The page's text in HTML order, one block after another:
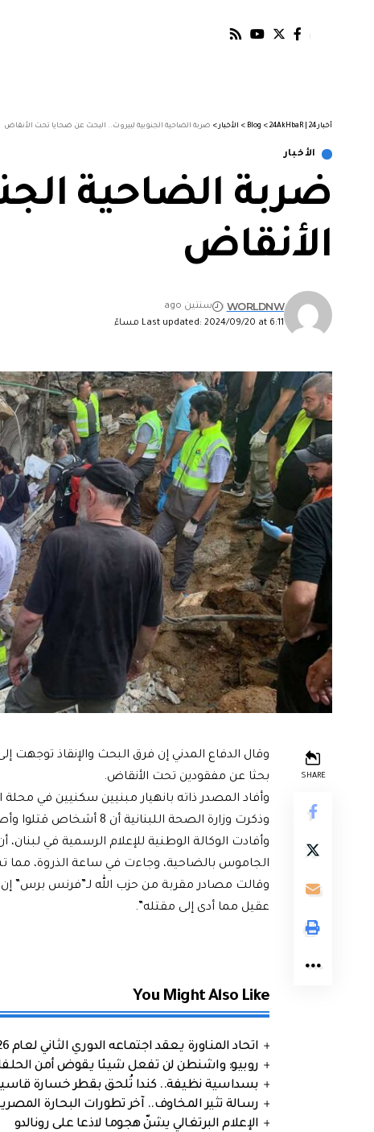
أخبار 24 | 24AkHbaR >
Blog
> الأخبار > ضربة الضاحية الجنوبية لبيروت.. البحث عن ضحايا تحت الأنقاض
الأخبار
ضربة الضاحية
الأنقاض
Last updated: 2024/09/20 at 6:11 مساءً
WORLDNW
سنتين ago
SHARE
وقال الدفاع المدني إن فرق البحث والإنقاذ
بحثا عن مفقودين تحت الأنقاض.
وأفاد المصدر ذاته بانهيار مبنيين سكنيين في
وذكرت وزارة الصحة اللبنانية أن 8 أشخاص قتلوا وأصيب 59 آخرون، في حصيلة أولية لضحايا الغارة.
وأفادت الوكالة الوطنية للإعلام الرسمية في
الجاموس بالضاحية، وجاءت في ساعة الذروة،
وقالت مصادر مقربة من حزب الله لـ”فرنس برس” إن
عقيل مما أدى إلى مقتله”.
You Might Also Like
اتحاد المناورة يعقد اجتماعه الدوري الثاني لعام 2026
روبيو: واشنطن لن تفعل شيئا يقوض أمن
بسداسية نظيفة.. كندا تُلحق بقطر خسارة
رسالة تثير المخاوف.. آخر تطورات البحارة
الإعلام البرتغالي يشنّ هجوما لاذعا على رونالدو